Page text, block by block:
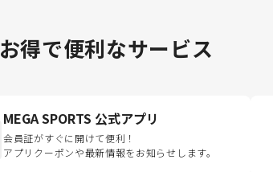
お得で便利なサービス
MEGA SPORTS 公式アプリ
会員証がすぐに開けて便利！
アプリクーポンや最新情報をお知らせします。